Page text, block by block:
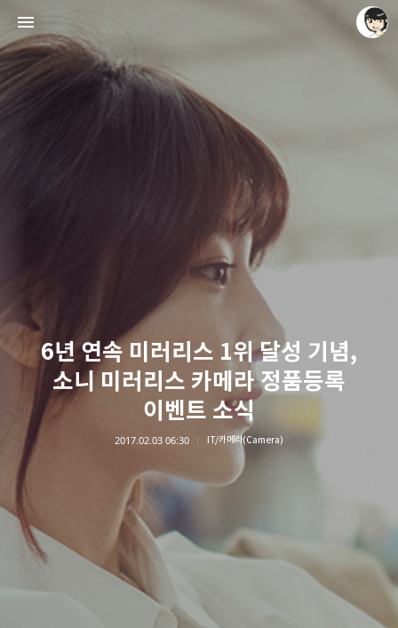
6년 연속 미러리스 1위 달성 기념,
소니 미러리스 카메라 정품등록
이벤트 소식
2017.02.03 06:30 IT/카메라(Camera)
레이니아
레이니아